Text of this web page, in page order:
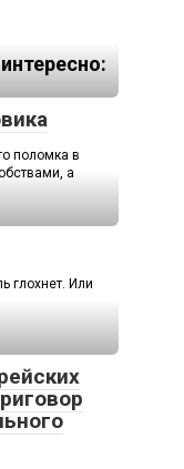
поломка в
а
глохнет. Или